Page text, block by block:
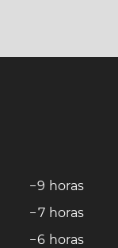
−9 horas
−7 horas
−6 horas